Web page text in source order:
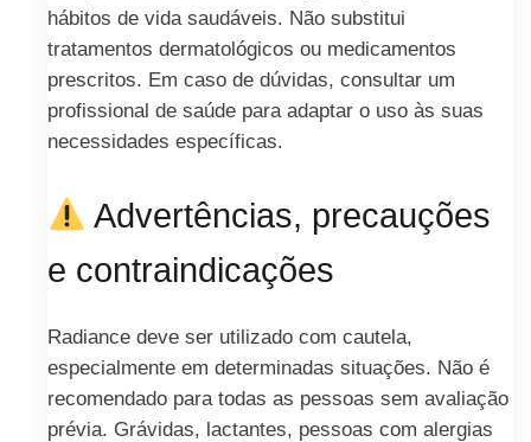
hábitos de vida saudáveis. Não substitui
tratamentos dermatológicos ou medicamentos
prescritos. Em caso de dúvidas, consultar um
profissional de saúde para adaptar o uso às suas
necessidades específicas.
Advertências, precauções
e contraindicações
Radiance deve ser utilizado com cautela,
especialmente em determinadas situações. Não é
recomendado para todas as pessoas sem avaliação
prévia. Grávidas, lactantes, pessoas com alergias